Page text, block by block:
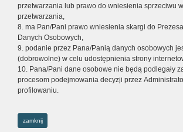
przetwarzania lub prawo do wniesienia sprzeciwu
przetwarzania,
8. ma Pan/Pani prawo wniesienia skargi do
Danych Osobowych,
9. podanie przez Pana/Panią danych osobowych
(dobrowolne) w celu udostępnienia strony
10. Pana/Pani dane osobowe nie będą podlegały
procesom podejmowania decyzji przez
profilowaniu.
zamknij